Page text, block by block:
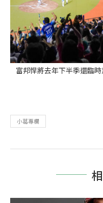
富邦悍將去年下半季還臨
小葛專欄